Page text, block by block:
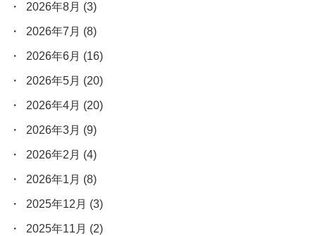
2026年8月 (3)
2026年7月 (8)
2026年6月 (16)
2026年5月 (20)
2026年4月 (20)
2026年3月 (9)
2026年2月 (4)
2026年1月 (8)
2025年12月 (3)
2025年11月 (2)